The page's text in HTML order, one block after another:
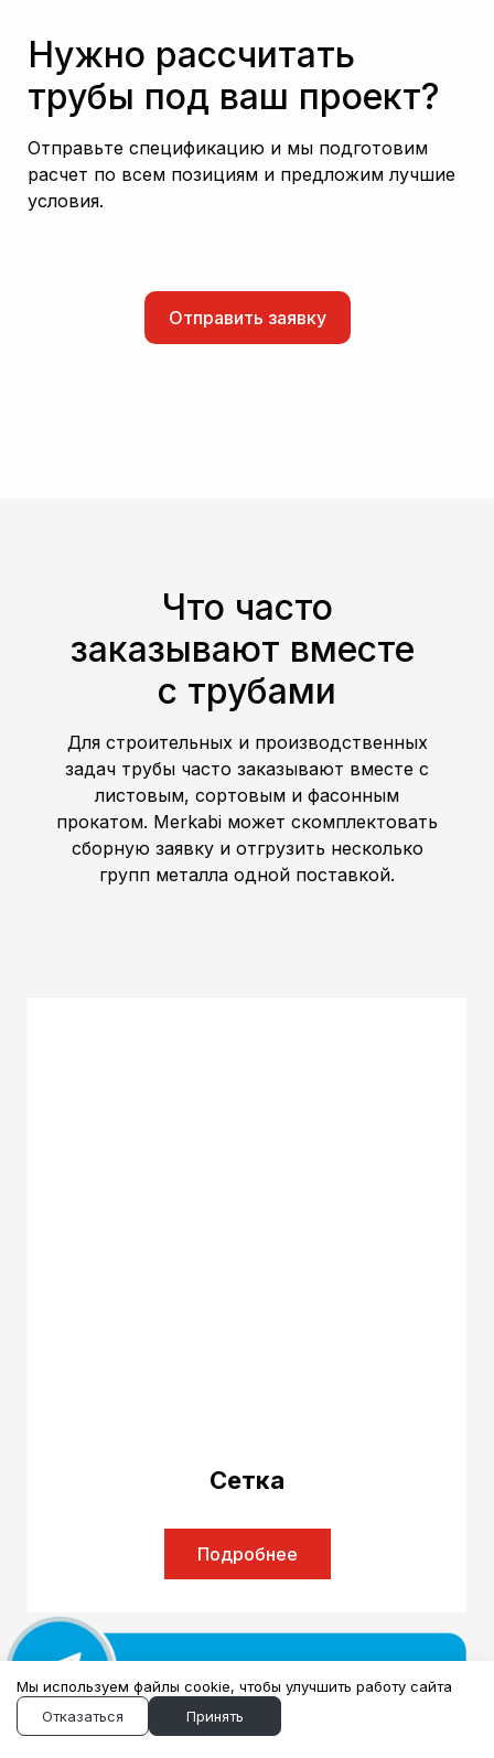
Нужно рассчитать
трубы под ваш проект?
Отправьте спецификацию и мы подготовим
расчет по всем позициям и предложим лучшие
условия.
Отправить заявку
Что часто
заказывают вместе
с трубами
Для строительных и производственных
задач трубы часто заказывают вместе с
листовым, сортовым и фасонным
прокатом. Merkabi может скомплектовать
сборную заявку и отгрузить несколько
групп металла одной поставкой.
Сетка
Подробнее
Мы используем файлы cookie, чтобы улучшить работу сайта
Отказаться
Принять